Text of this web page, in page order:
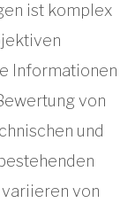
ist komplex
Informationen
von
und
variieren von